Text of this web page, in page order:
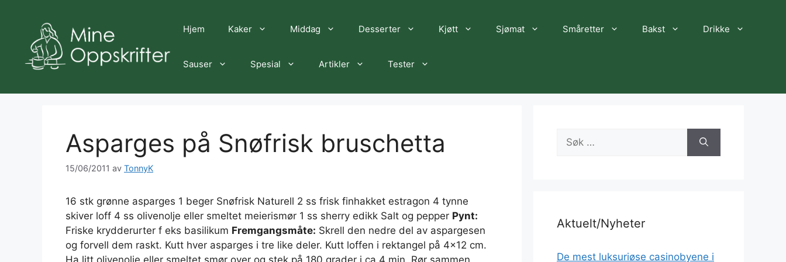
Hjem Kaker Middag Desserter Kjøtt Sjømat Småretter Bakst Drikke
Sauser Spesial Artikler Tester
Asparges på Snøfrisk bruschetta
15/06/2011 av TonnyK
16 stk grønne asparges 1 beger Snøfrisk Naturell 2 ss frisk finhakket estragon 4 tynne
skiver loff 4 ss olivenolje eller smeltet meierismør 1 ss sherry edikk Salt og pepper Pynt:
Friske krydderurter f eks basilikum Fremgangsmåte: Skrell den nedre del av aspargesen
og forvell dem raskt. Kutt hver asparges i tre like deler. Kutt loffen i rektangel på 4×12 cm.
Søk
etter:
Aktuelt/Nyheter
De mest luksuriøse casinobyene i